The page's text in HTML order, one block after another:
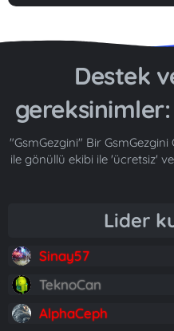
Destek
gereksinimler:
"GsmGezgini" Bir
ile gönüllü ekibi ile 'ücretsiz'
Lider
Sinay57
TeknoCan
AlphaCeph